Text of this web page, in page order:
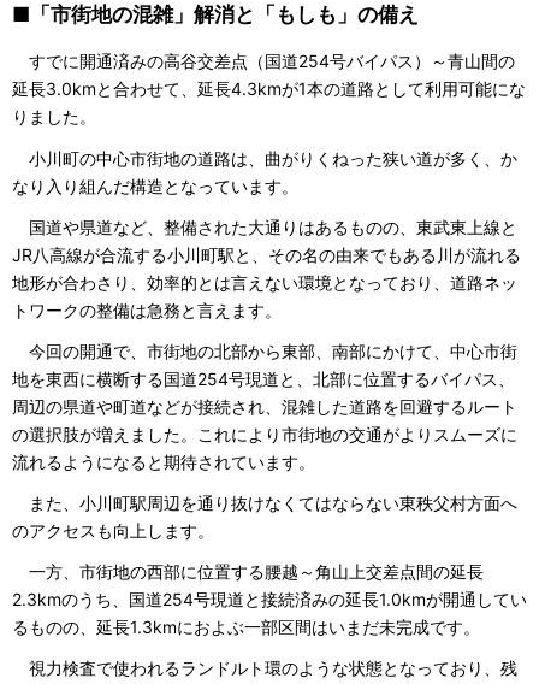
■「市街地の混雑」解消と「もしも」の備え
すでに開通済みの高谷交差点（国道254号バイパス）～青山間の
延長3.0kmと合わせて、延長4.3kmが1本の道路として利用可能にな
りました。
小川町の中心市街地の道路は、曲がりくねった狭い道が多く、か
なり入り組んだ構造となっています。
国道や県道など、整備された大通りはあるものの、東武東上線と
JR八高線が合流する小川町駅と、その名の由来でもある川が流れる
地形が合わさり、効率的とは言えない環境となっており、道路ネッ
トワークの整備は急務と言えます。
今回の開通で、市街地の北部から東部、南部にかけて、中心市街
地を東西に横断する国道254号現道と、北部に位置するバイパス、
周辺の県道や町道などが接続され、混雑した道路を回避するルート
の選択肢が増えました。これにより市街地の交通がよりスムーズに
流れるようになると期待されています。
また、小川町駅周辺を通り抜けなくてはならない東秩父村方面へ
のアクセスも向上します。
一方、市街地の西部に位置する腰越～角山上交差点間の延長
2.3kmのうち、国道254号現道と接続済みの延長1.0kmが開通してい
るものの、延長1.3kmにおよぶ一部区間はいまだ未完成です。
視力検査で使われるランドルト環のような状態となっており、残